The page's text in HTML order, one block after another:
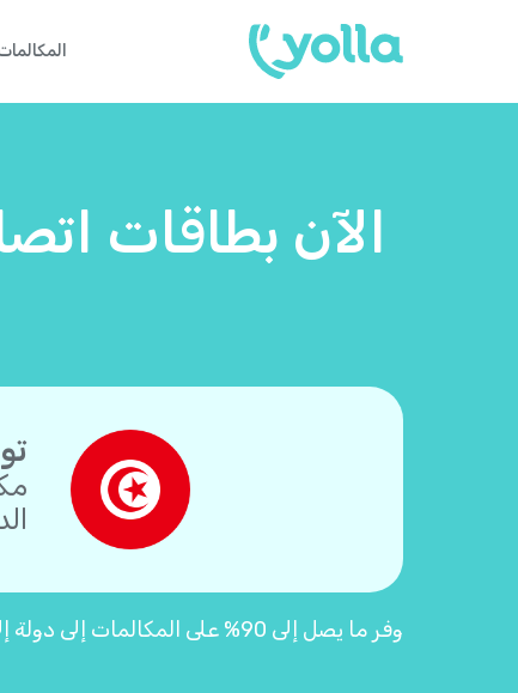
الآن بطاقات
وفر ما يصل إلى 90% على المكالمات إلى دولة إلى تونس مع بطاقات اتصال Yolla "2.0"